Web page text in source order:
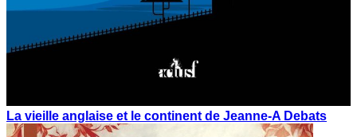
La vieille anglaise et le continent de Jeanne-A Debats